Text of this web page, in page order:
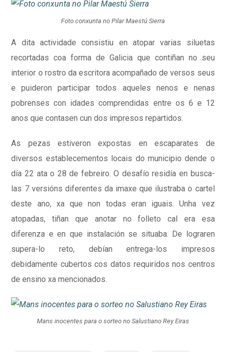
Foto conxunta no Pilar Maestú Sierra
A dita actividade consistiu en atopar varias siluetas
recortadas coa forma de Galicia que contiñan no seu
interior o rostro da escritora acompañado de versos seus
e puideron participar todos aqueles nenos e nenas
pobrenses con idades comprendidas entre os 6 e 12
anos que contasen cun dos impresos repartidos.
As pezas estiveron expostas en escaparates de
diversos establecementos locais do municipio dende o
día 22 ata o 28 de febreiro. O desafío residía en busca-
las 7 versións diferentes da imaxe que ilustraba o cartel
deste ano, xa que non todas eran iguais. Unha vez
atopadas, tiñan que anotar no folleto cal era esa
diferenza e en que instalación se situaba. De lograren
supera-lo reto, debían entrega-los impresos
debidamente cubertos cos datos requiridos nos centros
de ensino xa mencionados.
Mans inocentes para o sorteo no Salustiano Rey Eiras